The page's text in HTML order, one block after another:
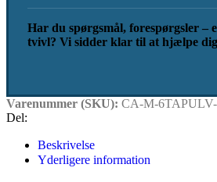
Har du spørgsmål, forespørgsler –
tvivl? Vi sidder klar til at hjælpe
Varenummer (SKU): CA-M-6TAPULV-
Del:
Beskrivelse
Yderligere information